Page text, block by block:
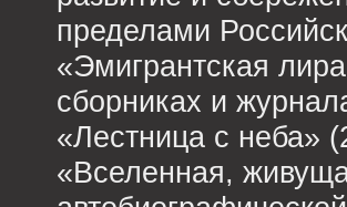
пределами
«Эмигрантская
сборниках и
«Лестница с неба»
«Вселенная,